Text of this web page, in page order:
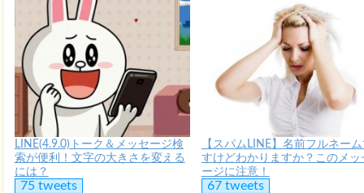
LINE(4.9.0)トーク＆メッセージ検
索が便利！文字の大きさを変える
には？
75 tweets
【スパムLINE】名前フルネー
すけどわかりますか？このメッ
ージに注意！
67 tweets